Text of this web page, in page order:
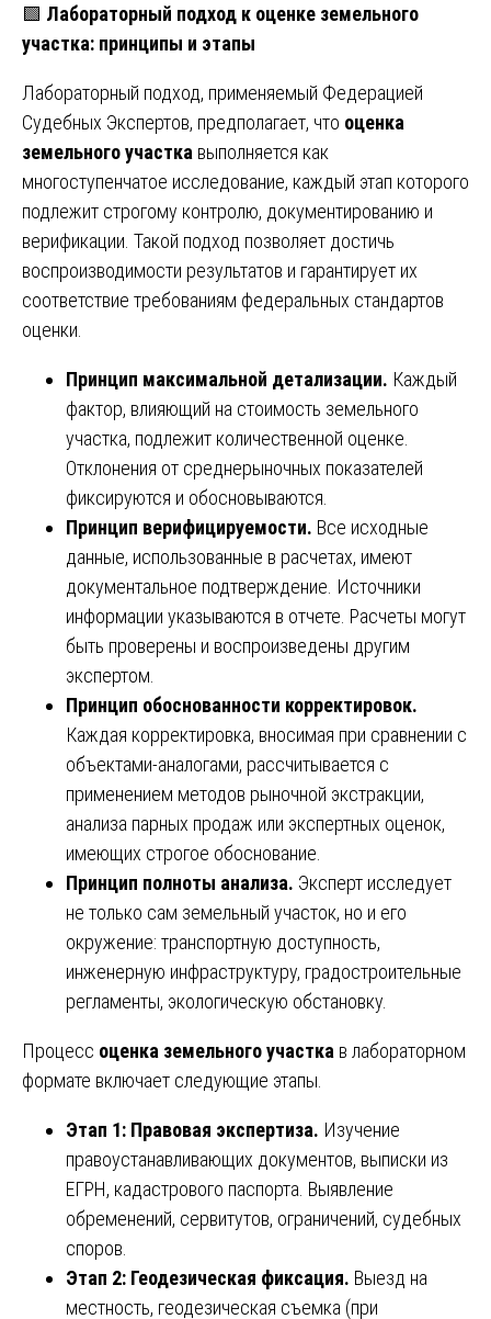
🟩 Лабораторный подход к оценке земельного
участка: принципы и этапы
Лабораторный подход, применяемый Федерацией
Судебных Экспертов, предполагает, что оценка
земельного участка выполняется как
многоступенчатое исследование, каждый этап которого
подлежит строгому контролю, документированию и
верификации. Такой подход позволяет достичь
воспроизводимости результатов и гарантирует их
соответствие требованиям федеральных стандартов
оценки.
Принцип максимальной детализации. Каждый
фактор, влияющий на стоимость земельного
участка, подлежит количественной оценке.
Отклонения от среднерыночных показателей
фиксируются и обосновываются.
Принцип верифицируемости. Все исходные
данные, использованные в расчетах, имеют
документальное подтверждение. Источники
информации указываются в отчете. Расчеты могут
быть проверены и воспроизведены другим
экспертом.
Принцип обоснованности корректировок.
Каждая корректировка, вносимая при сравнении с
объектами-аналогами, рассчитывается с
применением методов рыночной экстракции,
анализа парных продаж или экспертных оценок,
имеющих строгое обоснование.
Принцип полноты анализа. Эксперт исследует
не только сам земельный участок, но и его
окружение: транспортную доступность,
инженерную инфраструктуру, градостроительные
регламенты, экологическую обстановку.
Процесс оценка земельного участка в лабораторном
формате включает следующие этапы.
Этап 1: Правовая экспертиза. Изучение
правоустанавливающих документов, выписки из
ЕГРН, кадастрового паспорта. Выявление
обременений, сервитутов, ограничений, судебных
споров.
Этап 2: Геодезическая фиксация. Выезд на
местность, геодезическая съемка (при